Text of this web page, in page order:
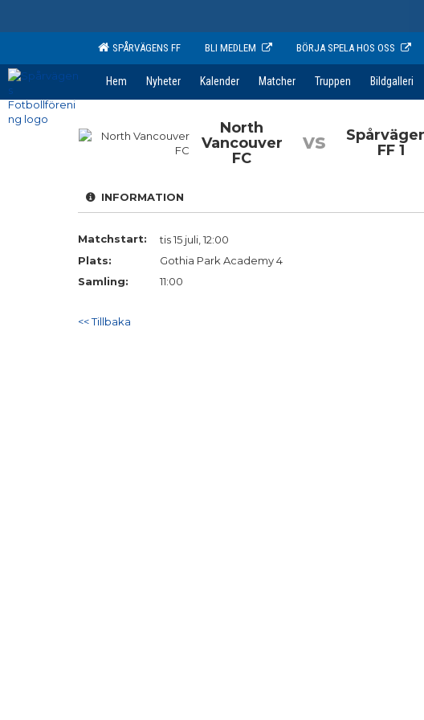
SPÅRVÄGENS FF BLI MEDLEM BÖRJA SPELA HOS OSS
Hem Nyheter Kalender Matcher Truppen Bildgalleri
North
Vancouver
FC
vs
FF 1
INFORMATION
Matchstart:
tis 15 juli, 12:00
Plats:
Gothia Park Academy 4
Samling:
11:00
<< Tillbaka